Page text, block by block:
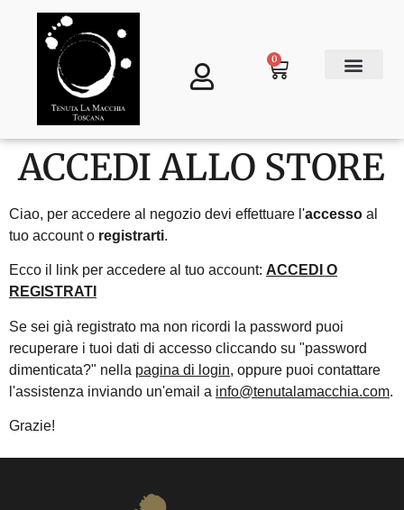
0
ACCEDI ALLO STORE
Ciao, per accedere al negozio devi effettuare l'accesso al
tuo account o registrarti.
Ecco il link per accedere al tuo account: ACCEDI O
REGISTRATI
Se sei già registrato ma non ricordi la password puoi
recuperare i tuoi dati di accesso cliccando su "password
dimenticata?" nella pagina di login, oppure puoi contattare
l'assistenza inviando un'email a info@tenutalamacchia.com.
Grazie!